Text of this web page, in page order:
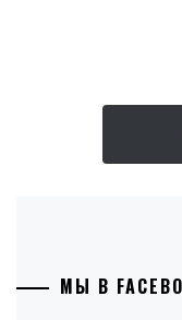
МЫ В